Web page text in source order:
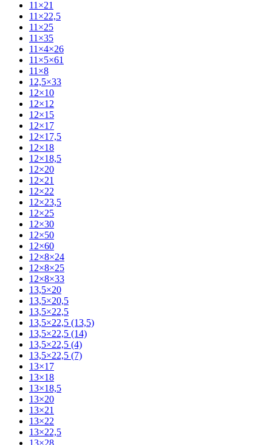
11×21
11×22,5
11×25
11×35
11×4×26
11×5×61
11×8
12,5×33
12×10
12×12
12×15
12×17
12×17,5
12×18
12×18,5
12×20
12×21
12×22
12×23,5
12×25
12×30
12×50
12×60
12×8×24
12×8×25
12×8×33
13,5×20
13,5×20,5
13,5×22,5
13,5×22,5 (13,5)
13,5×22,5 (14)
13,5×22,5 (4)
13,5×22,5 (7)
13×17
13×18
13×18,5
13×20
13×21
13×22
13×22,5
13×28